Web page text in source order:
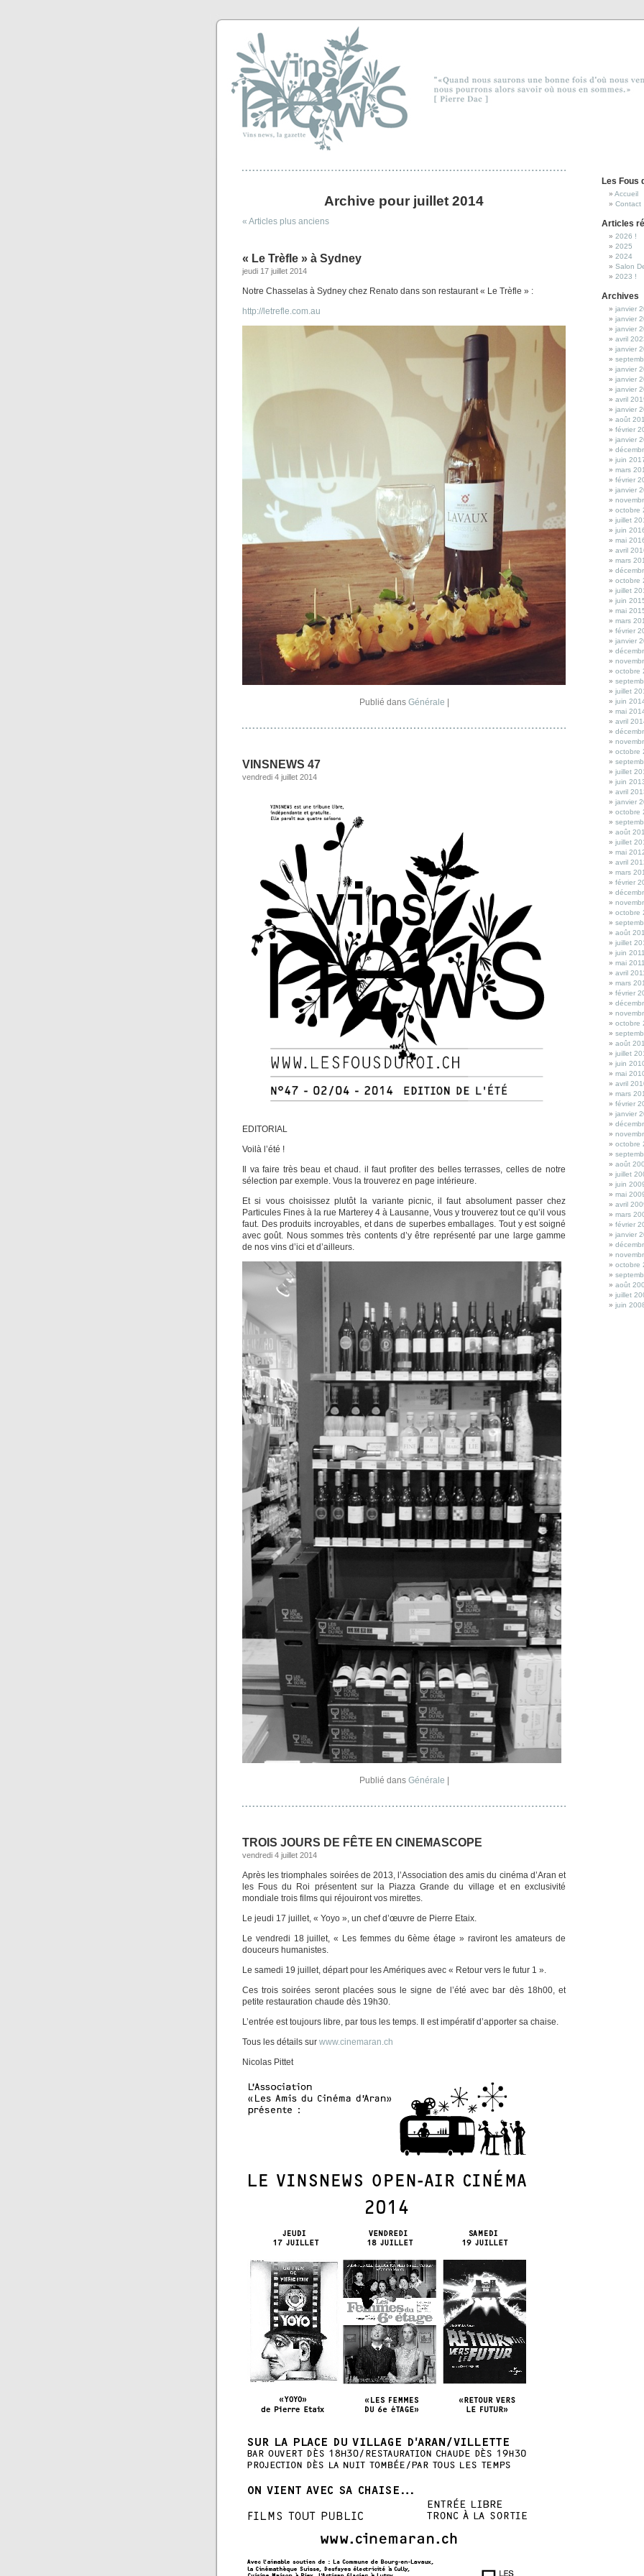
Archive pour juillet 2014
« Articles plus anciens
« Le Trèfle » à Sydney
jeudi 17 juillet 2014
Notre Chasselas à Sydney chez Renato dans son restaurant « Le Trèfle » :
http://letrefle.com.au
Publié dans Générale
VINSNEWS 47
vendredi 4 juillet 2014
EDITORIAL
Voilà l’été !
Il va faire très beau et chaud. il faut profiter des belles terrasses, celles de notre
sélection par exemple. Vous la trouverez en page intérieure.
Et si vous choisissez plutôt la variante picnic, il faut absolument passer chez
Particules Fines à la rue Marterey 4 à Lausanne, Vous y trouverez tout ce qu’il vous
faut. Des produits incroyables, et dans de superbes emballages. Tout y est soigné
avec goût. Nous sommes très contents d’y être représenté par une large gamme
de nos vins d’ici et d’ailleurs.
Publié dans Générale
TROIS JOURS DE FÊTE EN CINEMASCOPE
vendredi 4 juillet 2014
Après les triomphales soirées de 2013, l’Association des amis du cinéma d’Aran et
les Fous du Roi présentent sur la Piazza Grande du village et en exclusivité
mondiale trois films qui réjouiront vos mirettes.
Le jeudi 17 juillet, « Yoyo », un chef d’œuvre de Pierre Etaix.
Le vendredi 18 juillet, « Les femmes du 6ème étage » raviront les amateurs de
douceurs humanistes.
Le samedi 19 juillet, départ pour les Amériques avec « Retour vers le futur 1 ».
Ces trois soirées seront placées sous le signe de l’été avec bar dès 18h00, et
petite restauration chaude dès 19h30.
L’entrée est toujours libre, par tous les temps. Il est impératif d’apporter sa chaise.
Tous les détails sur www.cinemaran.ch
Nicolas Pittet
Les Fous
Accueil
Contact
Articles
2026 !
2025
2024
Salon
2023 !
Archives
janvier
janvier
janvier
avril
janvier
janvier
janvier
janvier
avril
janvier
août
février
janvier
juin
mars
février
janvier
octobre
juillet
juin
mai
avril
mars
octobre
juillet
juin
mai
mars
février
janvier
octobre
juillet
juin
mai
avril
octobre
juillet
juin
avril
janvier
octobre
août
juillet
mai
avril
mars
février
octobre
août
juillet
juin 2011
mai 2011
avril
mars
février
octobre
août
juillet
juin
mai
avril
mars
février
janvier
octobre
août
juillet
juin
mai
avril
mars
février
janvier
octobre
août
juillet
juin